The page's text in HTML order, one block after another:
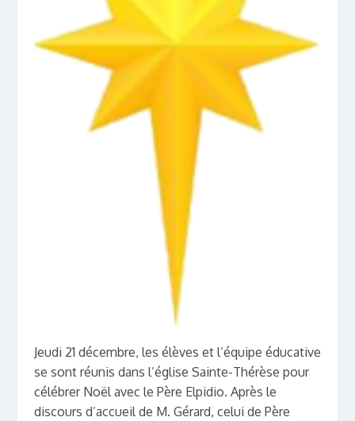
Jeudi 21 décembre, les élèves et l’équipe éducative
se sont réunis dans l’église Sainte-Thérèse pour
célébrer Noël avec le Père Elpidio. Après le
discours d’accueil de M. Gérard, celui de Père